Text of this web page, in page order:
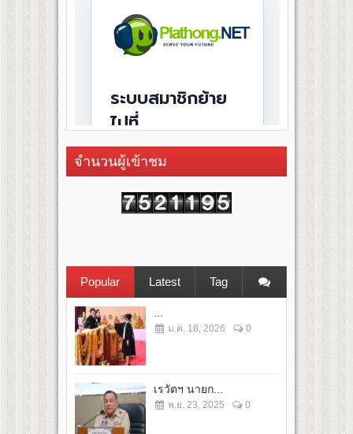
จำนวนผู้เข้าชม
Popular Latest Tag
ม.ค. 18, 2026 0
เรวัตฯ นายก...
พ.ย. 23, 2025 0